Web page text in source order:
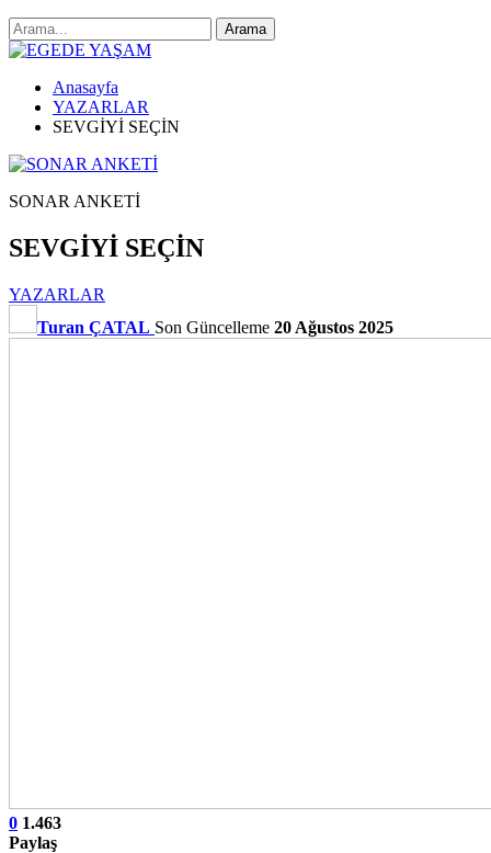
Anasayfa
YAZARLAR
SEVGİYİ SEÇİN
SONAR ANKETİ
SEVGİYİ SEÇİN
YAZARLAR
Turan ÇATAL Son Güncelleme 20 Ağustos 2025
0 1.463
Paylaş